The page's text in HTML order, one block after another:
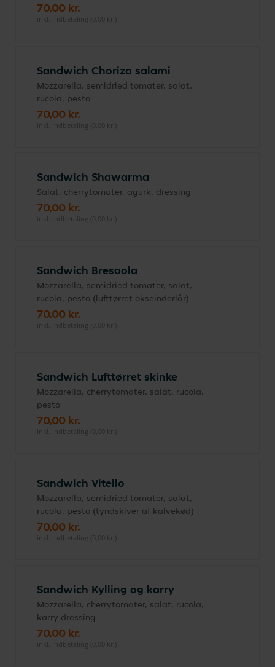
70,00 kr.
inkl. indbetaling (0,00 kr.)
Sandwich Chorizo salami
Mozzarella, semidried tomater, salat,
rucola, pesto
70,00 kr.
inkl. indbetaling (0,00 kr.)
Sandwich Shawarma
Salat, cherrytomater, agurk, dressing
70,00 kr.
inkl. indbetaling (0,00 kr.)
Sandwich Bresaola
Mozzarella, semidried tomater, salat,
rucola, pesto (lufttørret okseinderlår)
70,00 kr.
inkl. indbetaling (0,00 kr.)
Sandwich Lufttørret skinke
Mozzarella, cherrytomater, salat, rucola,
pesto
70,00 kr.
inkl. indbetaling (0,00 kr.)
Sandwich Vitello
Mozzarella, semidried tomater, salat,
rucola, pesto (tyndskiver af kalvekød)
70,00 kr.
inkl. indbetaling (0,00 kr.)
Sandwich Kylling og karry
Mozzarella, cherrytomater, salat, rucola,
karry dressing
70,00 kr.
inkl. indbetaling (0,00 kr.)